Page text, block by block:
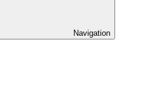
Navigation